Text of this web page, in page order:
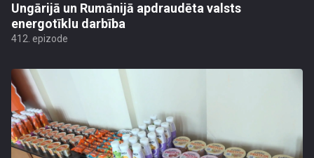
Ungārijā un Rumānijā apdraudēta valsts
energotīklu darbība
412. epizode